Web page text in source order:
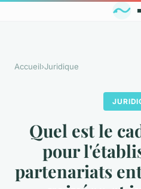
Accueil›Juridique
Quel est le
pour
partenariats